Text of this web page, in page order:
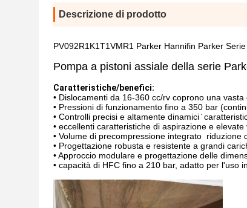
Descrizione di prodotto
PV092R1K1T1VMR1 Parker Hannifin Parker
Pompa a pistoni assiale della serie
Caratteristiche/benefici:
• Dislocamenti da 16-360 cc/rv coprono una
• Pressioni di funzionamento fino a 350 bar
• Controlli precisi e altamente dinamici
• eccellenti caratteristiche di aspirazione e
• Volume di precompressione integrato ­ riduzione
• Progettazione robusta e resistente a grandi
• Approccio modulare e progettazione delle
• capacità di HFC fino a 210 bar, adatto per l'uso